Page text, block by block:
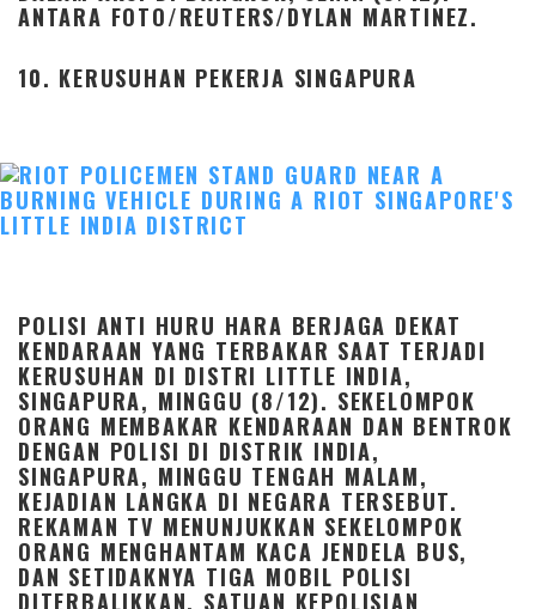
ANTARA FOTO/REUTERS/DYLAN MARTINEZ.
10. KERUSUHAN PEKERJA SINGAPURA
POLISI ANTI HURU HARA BERJAGA DEKAT
KENDARAAN YANG TERBAKAR SAAT TERJADI
KERUSUHAN DI DISTRI LITTLE INDIA,
SINGAPURA, MINGGU (8/12). SEKELOMPOK
ORANG MEMBAKAR KENDARAAN DAN BENTROK
DENGAN POLISI DI DISTRIK INDIA,
SINGAPURA, MINGGU TENGAH MALAM,
KEJADIAN LANGKA DI NEGARA TERSEBUT.
REKAMAN TV MENUNJUKKAN SEKELOMPOK
ORANG MENGHANTAM KACA JENDELA BUS,
DAN SETIDAKNYA TIGA MOBIL POLISI
DITERBALIKKAN. SATUAN KEPOLISIAN